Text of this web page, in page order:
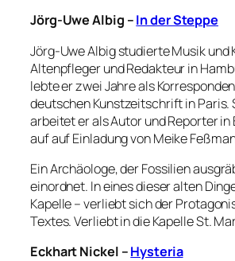
Jörg-Uwe Albig –In der Steppe
Jörg-Uwe Albig studierte Musik und
Altenpfleger und Redakteur in
lebte er zwei Jahre als
deutschen Kunstzeitschrift in Paris.
arbeitet er als Autor und Reporter in
auf auf Einladung von Meike
Ein Archäologe, der Fossilien
einordnet. In eines dieser alten
Kapelle – verliebt sich der
Textes. Verliebt in die Kapelle St.
Eckhart Nickel –Hysteria